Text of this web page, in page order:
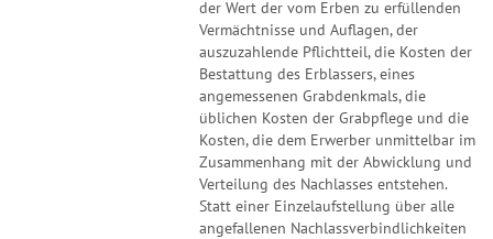
der Wert der vom Erben zu erfüllenden
Vermächtnisse und Auflagen, der
auszuzahlende Pflichtteil, die Kosten der
Bestattung des Erblassers, eines
angemessenen Grabdenkmals, die
üblichen Kosten der Grabpflege und die
Kosten, die dem Erwerber unmittelbar im
Zusammenhang mit der Abwicklung und
Verteilung des Nachlasses entstehen.
Statt einer Einzelaufstellung über alle
angefallenen Nachlassverbindlichkeiten